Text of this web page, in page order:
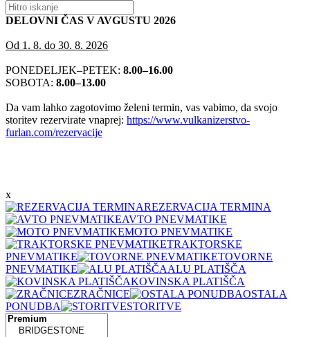
DELOVNI ČAS V AVGUSTU 2026
Od 1. 8. do 30. 8. 2026
PONEDELJEK–PETEK: 8.00–16.00
SOBOTA: 8.00–13.00
Da vam lahko zagotovimo želeni termin, vas vabimo, da svojo
storitev rezervirate vnaprej: https://www.vulkanizerstvo-
furlan.com/rezervacije
x
REZERVACIJA TERMINA
AVTO PNEVMATIKE
MOTO PNEVMATIKE
TRAKTORSKE
PNEVMATIKE
TOVORNE
PNEVMATIKE
ALU PLATIŠČA
KOVINSKA PLATIŠČA
ZRAČNICE
OSTALA
PONUDBA
STORITVE